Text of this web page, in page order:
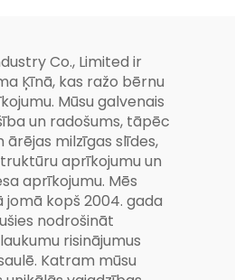
Co., Limited ir
Ķīnā, kas ražo bērnu
Mūsu galvenais
un radošums, tāpēc
milzīgas slīdes,
aprīkojumu un
aprīkojumu. Mēs
jomā kopš 2004. gada
nodrošināt
risinājumus
Katram mūsu